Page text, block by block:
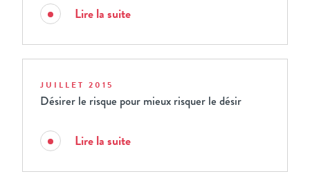
Lire la suite
JUILLET 2015
Désirer le risque pour mieux risquer le désir
Lire la suite